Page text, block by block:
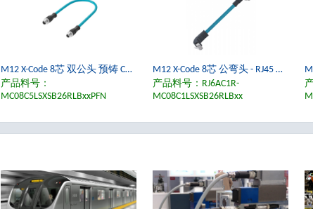
M12 X-Code 8芯 双公头 预铸 Cat 6A SFTP 4x2x26AWG 10Gbps PROFINET PUR以太网电缆
产品料号：
MC08C5LSXSB26RLBxxPFN
M12 X-Code 8芯 公弯头 - RJ45 公弯头 预铸 Cat 6A SFTP 4x2x26AWG 10Gbps PUR以太网电缆
产品料号：RJ6AC1R-
MC08C1LSXSB26RLBxx